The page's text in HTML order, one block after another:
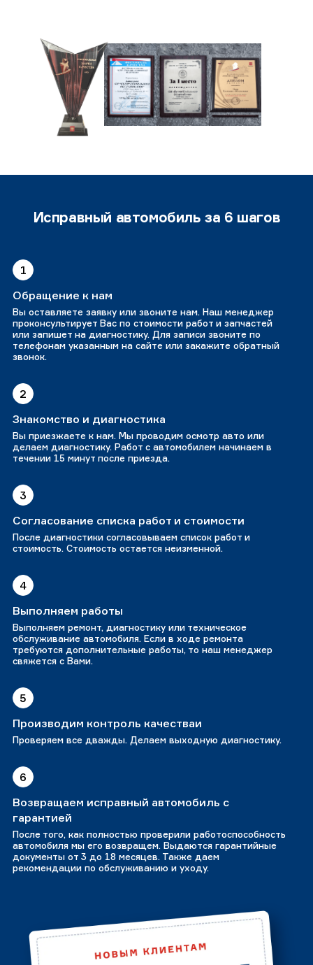
Исправный автомобиль за 6 шагов
1
Обращение к нам
Вы оставляете заявку или звоните нам. Наш менеджер
проконсультирует Вас по стоимости работ и запчастей
или запишет на диагностику. Для записи звоните по
телефонам указанным на сайте или закажите обратный
звонок.
2
Знакомство и диагностика
Вы приезжаете к нам. Мы проводим осмотр авто или
делаем диагностику. Работ с автомобилем начинаем в
течении 15 минут после приезда.
3
Согласование списка работ и стоимости
После диагностики согласовываем список работ и
стоимость. Стоимость остается неизменной.
4
Выполняем работы
Выполняем ремонт, диагностику или техническое
обслуживание автомобиля. Если в ходе ремонта
требуются дополнительные работы, то наш менеджер
свяжется с Вами.
5
Производим контроль качестваи
Проверяем все дважды. Делаем выходную диагностику.
6
Возвращаем исправный автомобиль с
гарантией
После того, как полностью проверили работоспособность
автомобиля мы его возвращем. Выдаются гарантийные
документы от 3 до 18 месяцев. Также даем
рекомендации по обслуживанию и уходу.